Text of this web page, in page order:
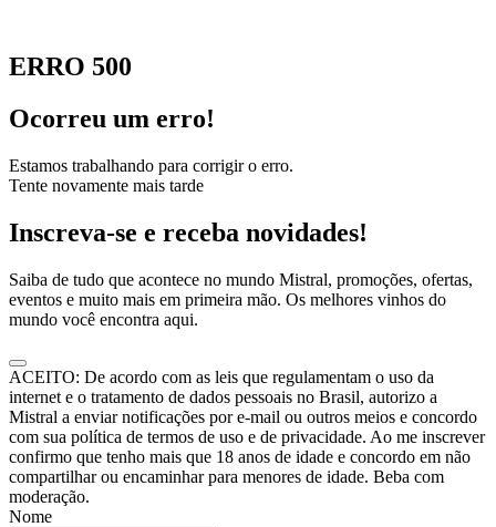
ERRO 500
Ocorreu um erro!
Estamos trabalhando para corrigir o erro.
Tente novamente mais tarde
Inscreva-se e receba novidades!
Saiba de tudo que acontece no mundo Mistral, promoções, ofertas,
eventos e muito mais em primeira mão. Os melhores vinhos do
mundo você encontra aqui.
ACEITO: De acordo com as leis que regulamentam o uso da
internet e o tratamento de dados pessoais no Brasil, autorizo a
Mistral a enviar notificações por e-mail ou outros meios e concordo
com sua política de termos de uso e de privacidade. Ao me inscrever
confirmo que tenho mais que 18 anos de idade e concordo em não
compartilhar ou encaminhar para menores de idade. Beba com
moderação.
Nome